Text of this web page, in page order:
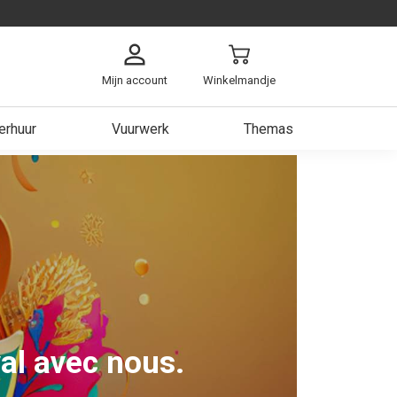
Mijn account Winkelmandje
Vuurwerk Themas
avec nous.